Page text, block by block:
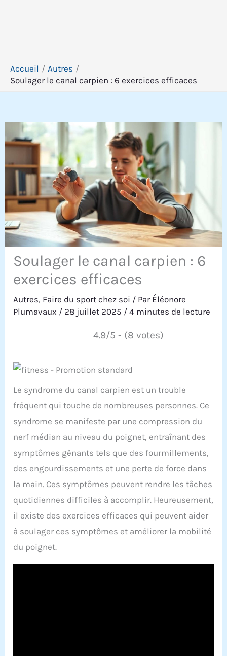
Accueil
Autres
Soulager le canal carpien : 6 exercices efficaces
Soulager le canal carpien : 6
exercices efficaces
Autres, Faire du sport chez soi / Par Éléonore
Plumavaux / 28 juillet 2025 /4 minutes de lecture
4.9/5 - (8 votes)
Le syndrome du canal carpien est un trouble
fréquent qui touche de nombreuses personnes. Ce
syndrome se manifeste par une compression du
nerf médian au niveau du poignet, entraînant des
symptômes gênants tels que des fourmillements,
des engourdissements et une perte de force dans
la main. Ces symptômes peuvent rendre les tâches
quotidiennes difficiles à accomplir. Heureusement,
il existe des exercices efficaces qui peuvent aider
à soulager ces symptômes et améliorer la mobilité
du poignet.